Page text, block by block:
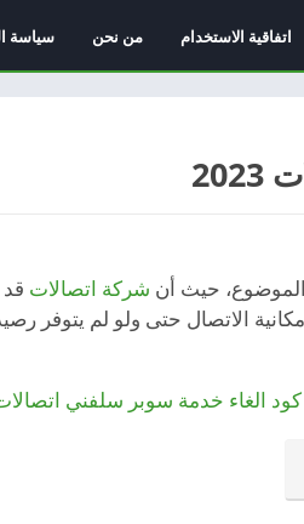
اتفاقية الاستخدام من نحن سياسة
حيث أن شركة اتصالات
الاتصال حتى ولو لم يتوفر